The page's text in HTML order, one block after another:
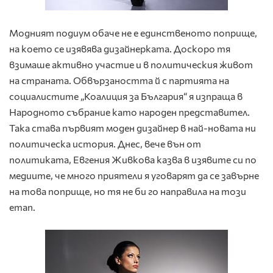
Модният подиум обаче не е единственото поприще,
на което се изявява дизайнерката. Доскоро тя
взимаше активно участие и в политическия живот
на страната. Обвързаността й с партията на
социалистите „Коалиция за България“ я изпраща в
Народното събрание като народен представител.
Така става първият моден дизайнер в най-новата ни
политическа история. Днес, вече вън от
политиката, Евгения Живкова казва в изявите си по
медиите, че много приятели я уговарят да се завърне
на това поприще, но тя не би го направила на този
етап.